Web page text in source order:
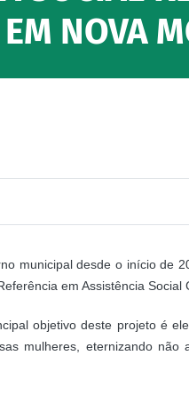
NOVA
municipal desde o início de
em Assistência
objetivo deste projeto é
mulheres, eternizando